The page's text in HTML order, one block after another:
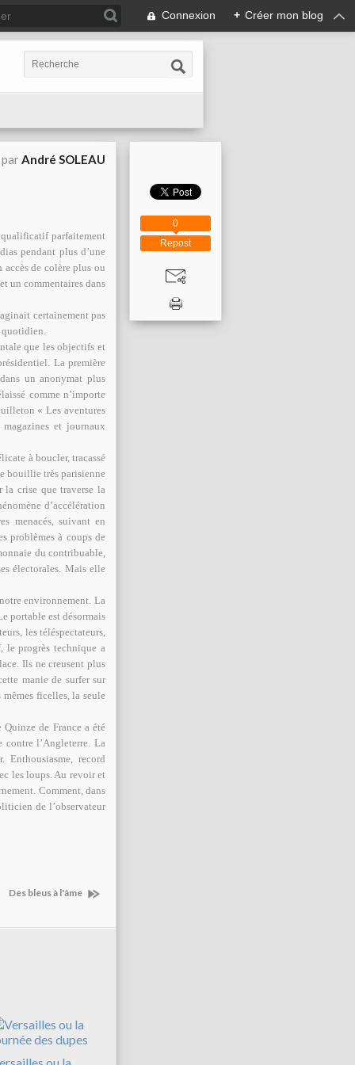
Connexion + Créer mon blog
André SOLEAU
parfaitement
pendant plus d’une
accès de colère plus ou
un commentaires dans
certainement pas
quotidien.
que les objectifs et
La première
un anonymat plus
comme n’importe
« Les aventures
et journaux
à boucler, tracassé
bouillie très parisienne
la crise que traverse la
d’accélération
menacés, suivant en
problèmes à coups de
du contribuable,
électorales. Mais elle
environnement. La
portable est désormais
les téléspectateurs,
le progrès technique a
Ils ne creusent plus
manie de surfer sur
ficelles, la seule
de France a été
contre l’Angleterre. La
record
les loups. Au revoir et
Comment, dans
de l’observateur
Des bleus à l'âme
Repost
0